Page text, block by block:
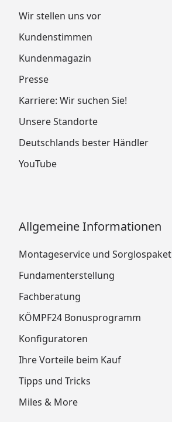
Wir stellen uns vor
Kundenstimmen
Kundenmagazin
Presse
Karriere: Wir suchen Sie!
Unsere Standorte
Deutschlands bester Händler
YouTube
Allgemeine Informationen
Montageservice und Sorglospaket
Fundamenterstellung
Fachberatung
KÖMPF24 Bonusprogramm
Konfiguratoren
Ihre Vorteile beim Kauf
Tipps und Tricks
Miles & More